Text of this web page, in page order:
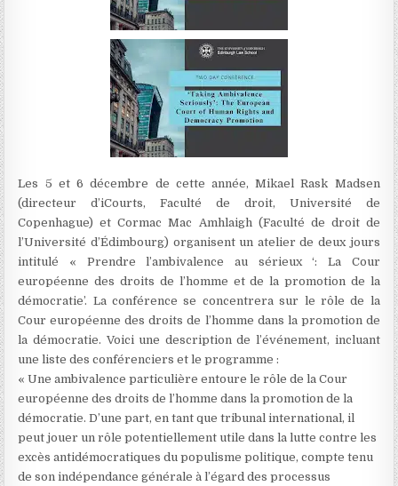
Les 5 et 6 décembre de cette année, Mikael Rask Madsen
(directeur d’iCourts, Faculté de droit, Université de
Copenhague) et Cormac Mac Amhlaigh (Faculté de droit de
l’Université d’Édimbourg) organisent un atelier de deux jours
intitulé « Prendre l’ambivalence au sérieux ‘: La Cour
européenne des droits de l’homme et de la promotion de la
démocratie’. La conférence se concentrera sur le rôle de la
Cour européenne des droits de l’homme dans la promotion de
la démocratie. Voici une description de l’événement, incluant
une liste des conférenciers et le programme :
« Une ambivalence particulière entoure le rôle de la Cour
européenne des droits de l’homme dans la promotion de la
démocratie. D’une part, en tant que tribunal international, il
peut jouer un rôle potentiellement utile dans la lutte contre les
excès antidémocratiques du populisme politique, compte tenu
de son indépendance générale à l’égard des processus